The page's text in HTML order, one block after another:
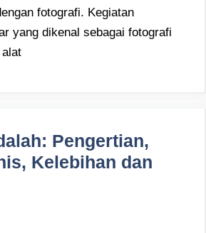
fotografi. Kegiatan
yang dikenal sebagai fotografi
Pengertian,
Kelebihan dan